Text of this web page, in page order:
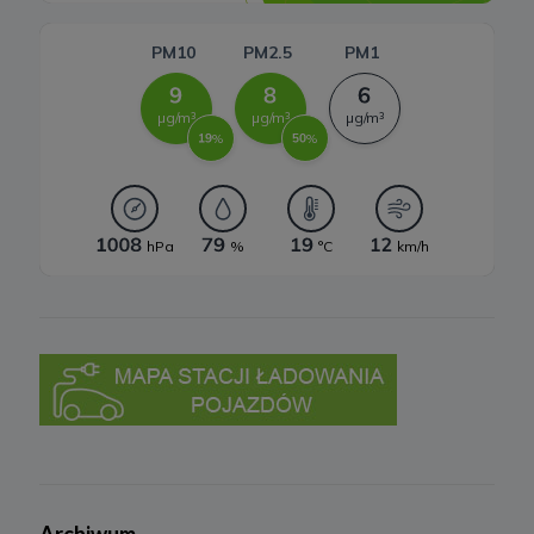
ich świadczenia, jednak wyłącznie jeżeli jest dozwolone lub
wymagane w świetle obowiązującego prawa np. przetwarzanie w
celach statystycznych, rozliczeniowych lub w celu dochodzenia
b) niezbędne do dostosowania treści serwisu do zainteresowań,
prowadzenia marketingu usług własnych, pomiarów
statystycznych i udoskonalenia usług, będę przechowywane do
momentu wyrażenia sprzeciwu lub do czasu zakończenia
korzystania przez Ciebie z usług serwisu, w zależności, które z
powyższych wydarzeń nastąpi jako pierwsze.
Twoje dane osobowe mogą być przekazywane podmiotom
przetwarzającym dane osobowe na zlecenie administratorów, m.in.
dostawcom usług IT, firmom księgowym, przy czym takie